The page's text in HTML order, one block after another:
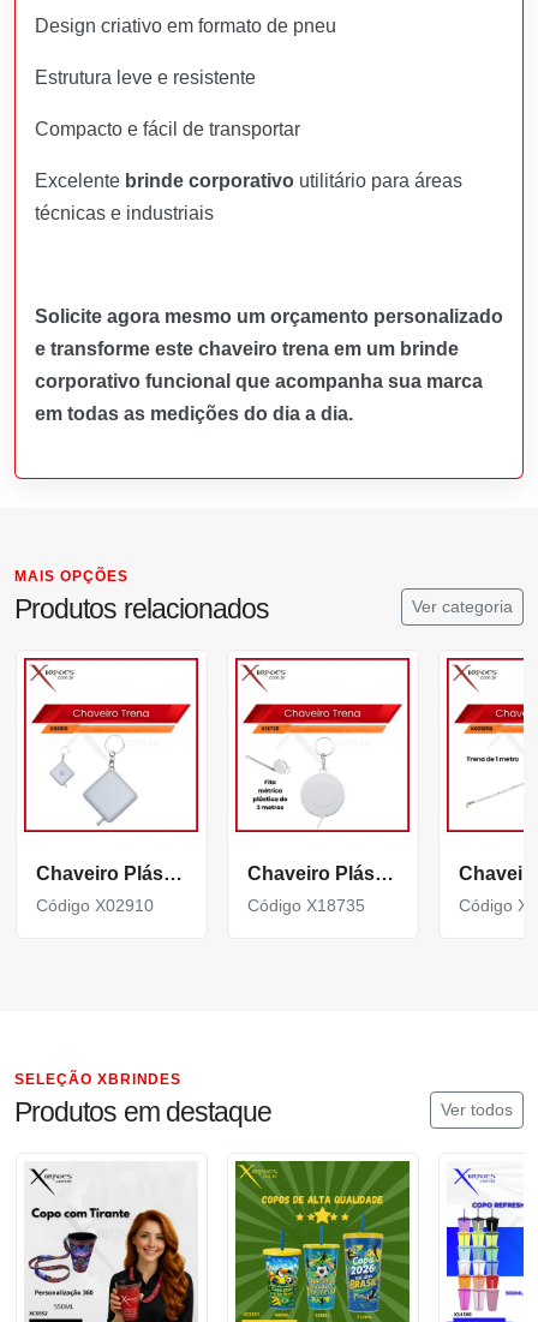
Design criativo em formato de pneu
Estrutura leve e resistente
Compacto e fácil de transportar
Excelente brinde corporativo utilitário para áreas
técnicas e industriais
Solicite agora mesmo um orçamento personalizado
e transforme este chaveiro trena em um brinde
corporativo funcional que acompanha sua marca
em todas as medições do dia a dia.
MAIS OPÇÕES
Produtos relacionados Ver categoria
Chaveiro Plástico com Fita métrica em formato quadrangular X02910
Código X02910
Chaveiro Plástico com Fita métrica plástica de 3 metros X18735
Código X18735 Código
SELEÇÃO XBRINDES
Produtos em destaque Ver todos